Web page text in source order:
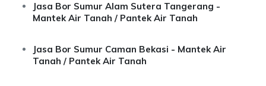
Jasa Bor Sumur Alam Sutera Tangerang -
Mantek Air Tanah / Pantek Air Tanah
Jasa Bor Sumur Caman Bekasi - Mantek Air
Tanah / Pantek Air Tanah